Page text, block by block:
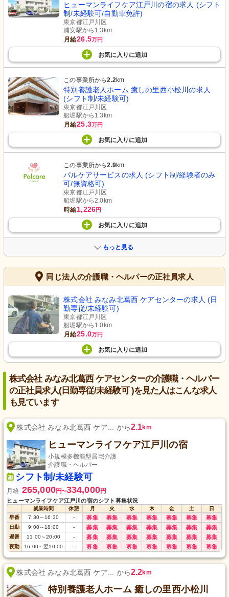
ヒューマンライフケア江戸川の宿の求人 (シフト
制/未経験可/自動車免許)
東京都江戸川区
浦安駅から1.3km
月給26.5万円
お気に入り に追加
この事業所から2.2km
特別養護老人ホーム 癒しの里西小松川の求人
(シフト制/未経験可)
東京都江戸川区
船堀駅から1.3km
月給25.3万円
お気に入り に追加
この事業所から2.9km
パルケアサービスの求人 (シフト制/経験者のみ
可/無資格可)
東京都江戸川区
船堀駅から2.0km
時給1,226円
お気に入り に追加
もっと見る
同じ法人の介護職・ヘルパーの正社員求人
株式会社 みなみ北葛西 ケアセンターの求人 (日
勤専従/未経験可)
東京都江戸川区
船堀駅から1.0km
月給25.0万円
お気に入り に追加
株式会社 みなみ北葛西 ケアセンターの介護職・ヘルパー
の正社員求人(日勤専従/未経験可 )を見た人はこんな求人
も見ています
株式会社 みなみ北葛西 ケア... から2.1km
ヒューマンライフケア江戸川の宿
小規模多機能型居宅介護
介護職・ヘルパー
シフト制/未経験可
月給 265,000円〜334,000円
ヒューマンライフケア江戸川の宿のシフト募集状況
就業時間 休憩 月 火 水 木 金 土
日
早番
7:30～16:30 - 募集 募集 募集 募集 募集 募集 募集
日勤 9:00～18:00 - 募集 募集 募集 募集 募集 募集 募集
遅番 11:00～20:00 - 募集 募集 募集 募集 募集 募集 募集
夜勤 16:00～翌10:00 - 募集 募集 募集 募集 募集 募集 募集
株式会社 みなみ北葛西 ケア... から2.2km
特別養護老人ホーム 癒しの里西小松川